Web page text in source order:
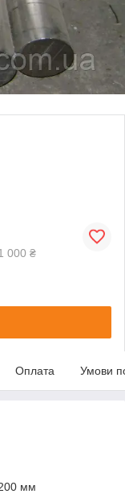
000 ₴
Оплата Умови
мм